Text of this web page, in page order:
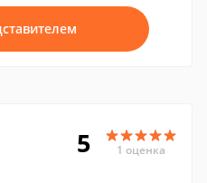
5 1 оценка